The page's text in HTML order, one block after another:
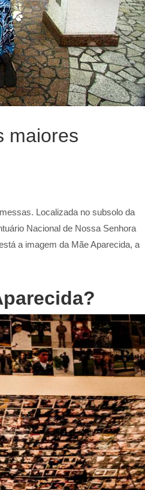
maiores
Localizada no subsolo da
Nacional de Nossa Senhora
a imagem da Mãe Aparecida, a